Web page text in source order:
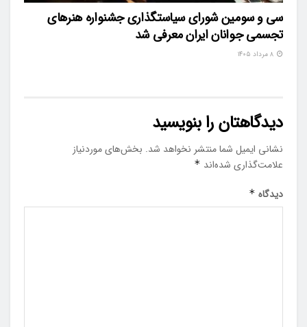
سی و سومین شورای سیاستگذاری جشنواره هنرهای
تجسمی جوانان ایران معرفی شد
دیدگاهتان را بنویسید
نشانی ایمیل شما منتشر نخواهد شد. بخش‌های موردنیاز
علامت‌گذاری شده‌اند *
دیدگاه *